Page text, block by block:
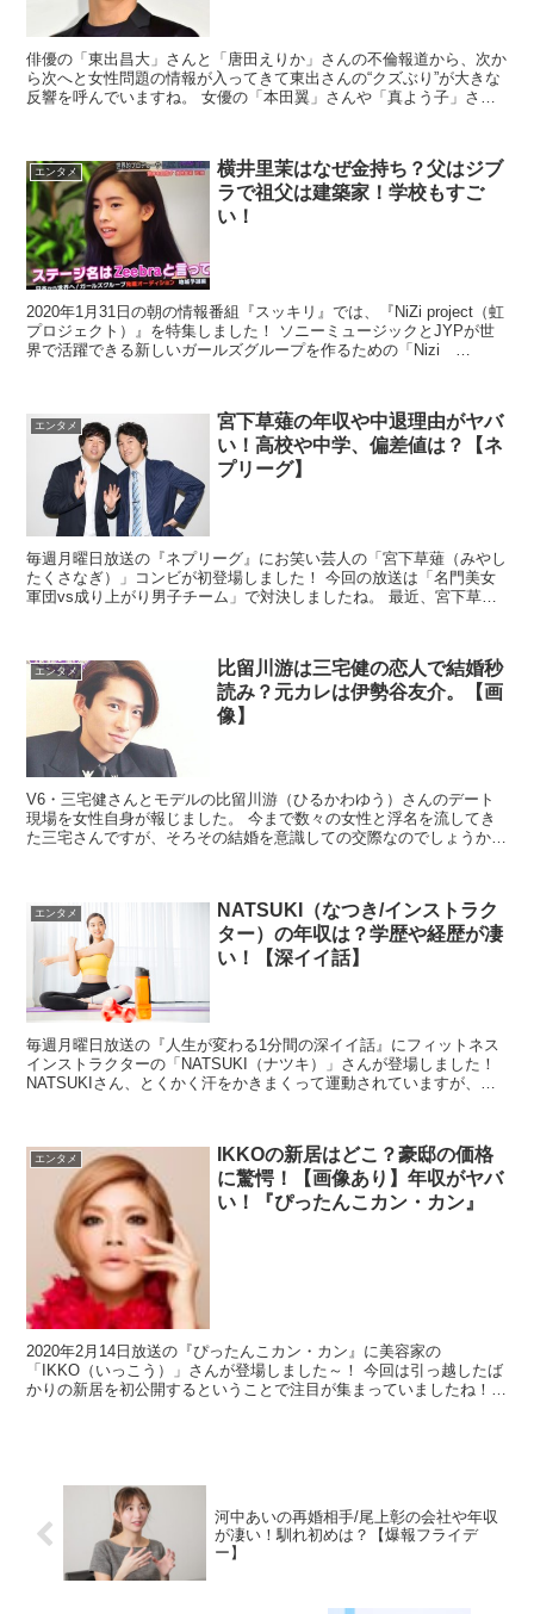
俳優の「東出昌大」さんと「唐田えりか」さんの不倫報道から、次か
ら次へと女性問題の情報が入ってきて東出さんの“クズぶり”が大きな
反響を呼んでいますね。 女優の「本田翼」さんや「真よう子」さん
エンタメ
横井里茉はなぜ金持ち？父はジブ
ラで祖父は建築家！学校もすご
い！
2020年1月31日の朝の情報番組『スッキリ』では、『NiZi project（虹
プロジェクト）』を特集しました！ ソニーミュージックとJYPが世
界で活躍できる新しいガールズグループを作るための「Nizi
エンタメ
宮下草薙の年収や中退理由がヤバ
い！高校や中学、偏差値は？【ネ
プリーグ】
毎週月曜日放送の『ネプリーグ』にお笑い芸人の「宮下草薙（みやし
たくさなぎ）」コンビが初登場しました！ 今回の放送は「名門美女
軍団vs成り上がり男子チーム」で対決しましたね。 最近、宮下草薙
エンタメ
比留川游は三宅健の恋人で結婚秒
読み？元カレは伊勢谷友介。【画
像】
V6・三宅健さんとモデルの比留川游（ひるかわゆう）さんのデート
現場を女性自身が報じました。 今まで数々の女性と浮名を流してき
た三宅さんですが、そろその結婚を意識しての交際なのでしょうか？
エンタメ
NATSUKI（なつき/インストラク
ター）の年収は？学歴や経歴が凄
い！【深イイ話】
毎週月曜日放送の『人生が変わる1分間の深イイ話』にフィットネス
インストラクターの「NATSUKI（ナツキ）」さんが登場しました！
NATSUKIさん、とくかく汗をかきまくって運動されていますが、
エンタメ
IKKOの新居はどこ？豪邸の価格
に驚愕！【画像あり】年収がヤバ
い！『ぴったんこカン・カン』
2020年2月14日放送の『ぴったんこカン・カン』に美容家の
「IKKO（いっこう）」さんが登場しました～！ 今回は引っ越したば
かりの新居を初公開するということで注目が集まっていましたね！
河中あいの再婚相手/尾上彰の会社や年収
が凄い！馴れ初めは？【爆報フライデ
ー】